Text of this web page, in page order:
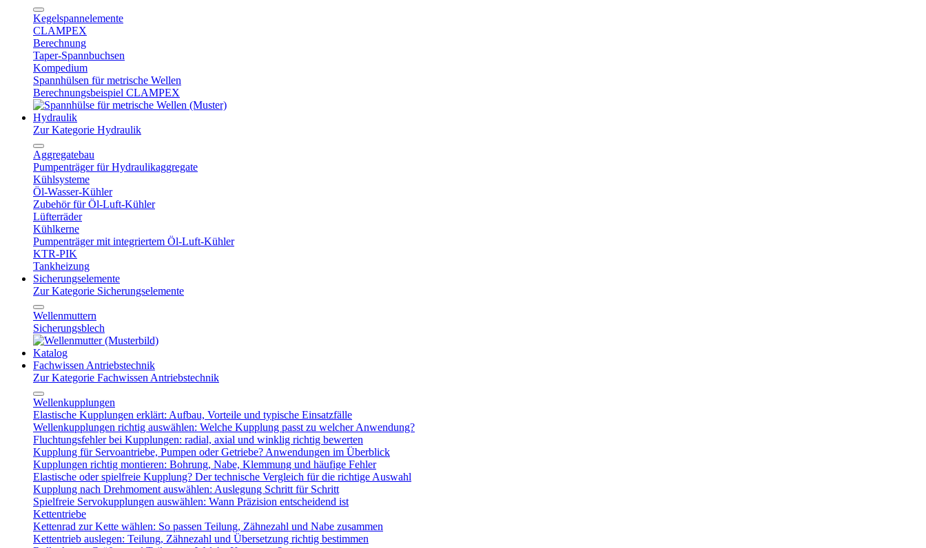
Kegelspannelemente
CLAMPEX
Berechnung
Taper-Spannbuchsen
Kompedium
Spannhülsen für metrische Wellen
Berechnungsbeispiel CLAMPEX
Hydraulik
Zur Kategorie Hydraulik
Aggregatebau
Pumpenträger für Hydraulikaggregate
Kühlsysteme
Öl-Wasser-Kühler
Zubehör für Öl-Luft-Kühler
Lüfterräder
Kühlkerne
Pumpenträger mit integriertem Öl-Luft-Kühler
KTR-PIK
Tankheizung
Sicherungselemente
Zur Kategorie Sicherungselemente
Wellenmuttern
Sicherungsblech
Katalog
Fachwissen Antriebstechnik
Zur Kategorie Fachwissen Antriebstechnik
Wellenkupplungen
Elastische Kupplungen erklärt: Aufbau, Vorteile und typische Einsatzfälle
Wellenkupplungen richtig auswählen: Welche Kupplung passt zu welcher Anwendung?
Fluchtungsfehler bei Kupplungen: radial, axial und winklig richtig bewerten
Kupplung für Servoantriebe, Pumpen oder Getriebe? Anwendungen im Überblick
Kupplungen richtig montieren: Bohrung, Nabe, Klemmung und häufige Fehler
Elastische oder spielfreie Kupplung? Der technische Vergleich für die richtige Auswahl
Kupplung nach Drehmoment auswählen: Auslegung Schritt für Schritt
Spielfreie Servokupplungen auswählen: Wann Präzision entscheidend ist
Kettentriebe
Kettenrad zur Kette wählen: So passen Teilung, Zähnezahl und Nabe zusammen
Kettentrieb auslegen: Teilung, Zähnezahl und Übersetzung richtig bestimmen